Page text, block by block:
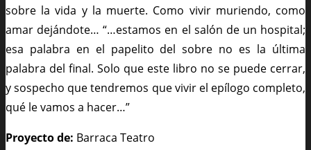
sobre la vida y la muerte. Como vivir muriendo, como
amar dejándote… “…estamos en el salón de un hospital;
esa palabra en el papelito del sobre no es la última
palabra del final. Solo que este libro no se puede cerrar,
y sospecho que tendremos que vivir el epílogo completo,
qué le vamos a hacer…”
Proyecto de: Barraca Teatro